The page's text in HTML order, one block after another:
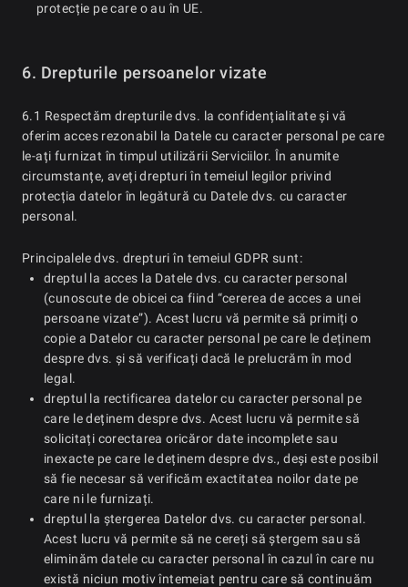
protecție pe care o au în UE.
6. Drepturile persoanelor vizate
6.1 Respectăm drepturile dvs. la confidențialitate și vă
oferim acces rezonabil la Datele cu caracter personal pe care
le-ați furnizat în timpul utilizării Serviciilor. În anumite
circumstanțe, aveți drepturi în temeiul legilor privind
protecția datelor în legătură cu Datele dvs. cu caracter
personal.
Principalele dvs. drepturi în temeiul GDPR sunt:
dreptul la acces la Datele dvs. cu caracter personal
(cunoscute de obicei ca fiind “cererea de acces a unei
persoane vizate”). Acest lucru vă permite să primiți o
copie a Datelor cu caracter personal pe care le deținem
despre dvs. și să verificați dacă le prelucrăm în mod
legal.
dreptul la rectificarea datelor cu caracter personal pe
care le deținem despre dvs. Acest lucru vă permite să
solicitați corectarea oricăror date incomplete sau
inexacte pe care le deținem despre dvs., deși este posibil
să fie necesar să verificăm exactitatea noilor date pe
care ni le furnizați.
dreptul la ștergerea Datelor dvs. cu caracter personal.
Acest lucru vă permite să ne cereți să ștergem sau să
eliminăm datele cu caracter personal în cazul în care nu
există niciun motiv întemeiat pentru care să continuăm